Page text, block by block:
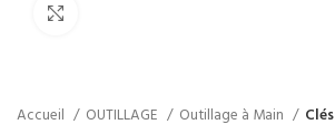
Accueil OUTILLAGE Outillage à Main Clés